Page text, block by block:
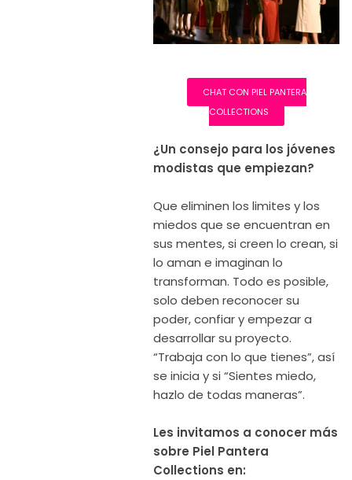
CHAT CON PIEL PANTERA
COLLECTIONS
¿Un consejo para los jóvenes
modistas que empiezan?
Que eliminen los limites y los
miedos que se encuentran en
sus mentes, si creen lo crean, si
lo aman e imaginan lo
transforman. Todo es posible,
solo deben reconocer su
poder, confiar y empezar a
desarrollar su proyecto.
“Trabaja con lo que tienes”, así
se inicia y si “Sientes miedo,
hazlo de todas maneras”.
Les invitamos a conocer más
sobre Piel Pantera
Collections en: